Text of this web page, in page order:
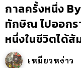
กาลครั้งหนึ่ง
ทักษิณ ไปออกร
หนึ่งในชีวิตได้
เหมียวหง่าว